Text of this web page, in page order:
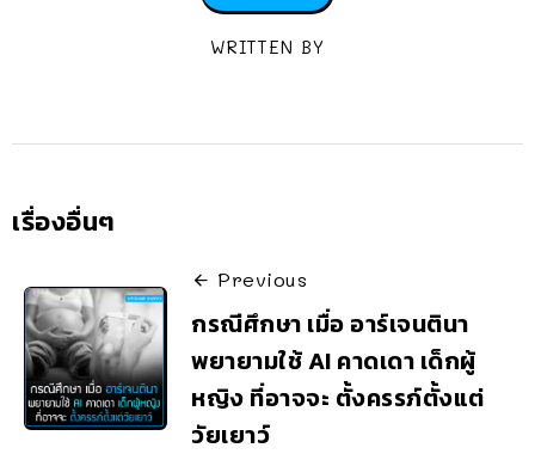
WRITTEN BY
เรื่องอื่นๆ
Previous
กรณีศึกษา เมื่อ อาร์เจนตินา
พยายามใช้ AI คาดเดา เด็กผู้
หญิง ที่อาจจะ ตั้งครรภ์ตั้งแต่
วัยเยาว์